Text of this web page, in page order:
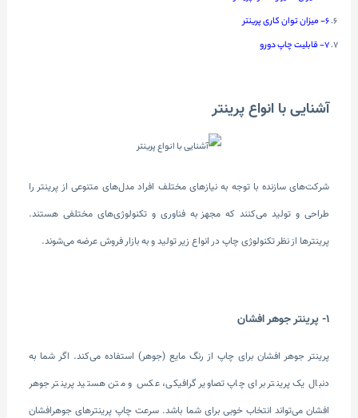
6- میزان توان کاری پرینتر
7- قابلیت چاپ دورو
آشنایی با انواع پرینتر
شرکت‌های سازنده با توجه به نیازهای مختلف افراد مدل‌های متنوعی از پرینتر را
طراحی و تولید ‌می‌کنند که مجهز به فناوری و تکنولوژی‌های مختلفی هستند.
پرینترها از نظر تکنولوژی چاپ در انواع زیر تولید و به بازار فروش عرضه ‌می‌شوند.
1- پرینتر جوهر افشان
پرینتر جوهر افشان برای چاپ از رنگ مایع (جوهر) استفاده ‌می‌کند. اگر شما به
دنبال یک پرینتر برای چاپ تصاویر گرافیکی، عکس و متن هستید پرینتر جوهر
افشان ‌می‌تواند انتخاب خوبی برای شما باشد. سرعت چاپ پرینترهای جوهرافشان